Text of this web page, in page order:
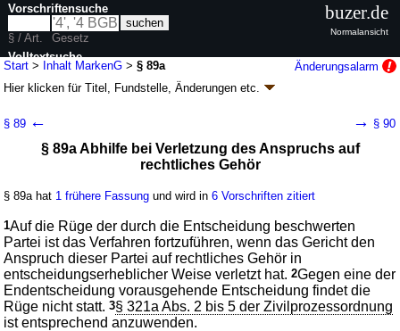
Start > Inhalt MarkenG >§ 89a
Änderungsalarm
Hier klicken fürTitel, Fundstelle, Änderungen etc.
geändert durchArtikel 14G. v. 20.05.2026BGBl. 2026 I Nr. 152
Geltung ab 01.01.1995; FNA: 423-5-2Warenzeichenrecht
wird in 232 Vorschriften zitiert
Teil 3 Verfahren in Markenangelegenheiten
Abschnitt 6 Verfahren vor dem Bundesgerichtshof
§ 89 ← → § 90
§ 89a Abhilfe bei Verletzung des Anspruchs auf
rechtliches Gehör
§ 89a hat 1 frühere Fassung und wird in6 Vorschriften zitiert
1Auf die Rüge der durch die Entscheidung beschwerten
Partei ist das Verfahren fortzuführen, wenn das Gericht den
Anspruch dieser Partei auf rechtliches Gehör in
entscheidungserheblicher Weise verletzt hat.2Gegen eine der
Endentscheidung vorausgehende Entscheidung findet die
Rüge nicht statt.3§ 321a Abs. 2 bis 5 der Zivilprozessordnung
ist entsprechend anzuwenden.
Vorschriftensuche
§ / Art.
Gesetz
Volltextsuche
nur in MarkenG
buzer.de
Normalansicht